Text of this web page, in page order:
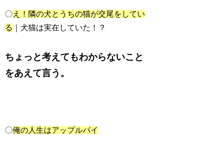
〇 え！隣の犬とうちの猫が交尾をしてい
る
｜犬猫は実在していた！？
ちょっと考えてもわからないこと
をあえて言う。
〇俺の人生はアップルパイ